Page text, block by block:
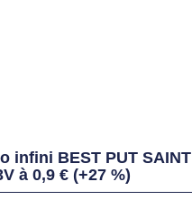
infini BEST PUT SAINT
à 0,9 € (+27 %)